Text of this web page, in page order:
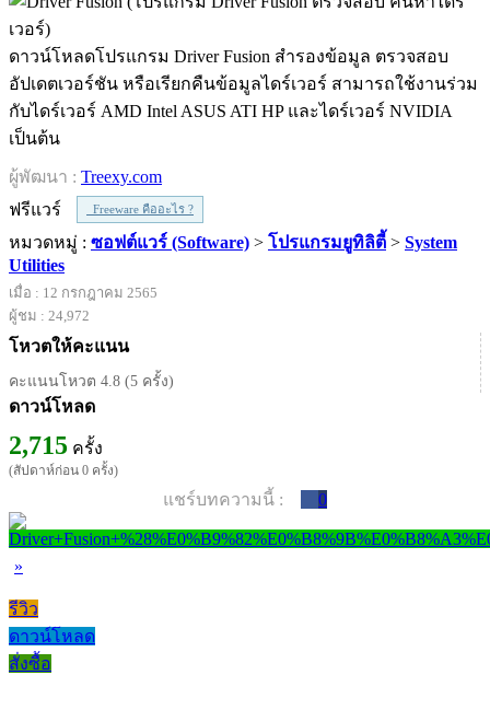
ดาวน์โหลดโปรแกรม Driver Fusion สำรองข้อมูล ตรวจสอบ
อัปเดตเวอร์ชัน หรือเรียกคืนข้อมูลไดร์เวอร์ สามารถใช้งานร่วม
กับไดร์เวอร์ AMD Intel ASUS ATI HP และไดร์เวอร์ NVIDIA
เป็นต้น
ผู้พัฒนา : Treexy.com
ฟรีแวร์
Freeware คืออะไร ?
หมวดหมู่ : ซอฟต์แวร์ (Software) > โปรแกรมยูทิลิตี้ > System
Utilities
เมื่อ : 12 กรกฎาคม 2565
ผู้ชม : 24,972
โหวตให้คะแนน
คะแนนโหวต 4.8 (5 ครั้ง)
ดาวน์โหลด
2,715 ครั้ง
(สัปดาห์ก่อน 0 ครั้ง)
แชร์บทความนี้ : 0
»
รีวิว
ดาวน์โหลด
สั่งซื้อ